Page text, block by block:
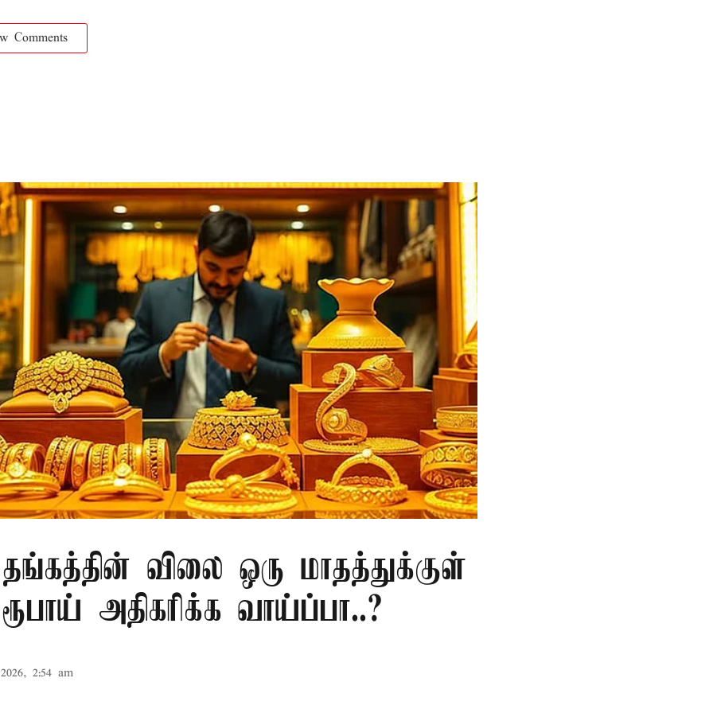
Comments
தங்கத்தின் விலை ஒரு மாதத்துக்குள்
அதிகரிக்க வாய்ப்பா..?
2:54 am